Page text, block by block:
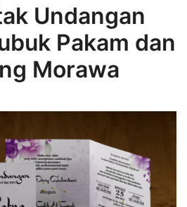
Undangan
Pakam dan
Morawa